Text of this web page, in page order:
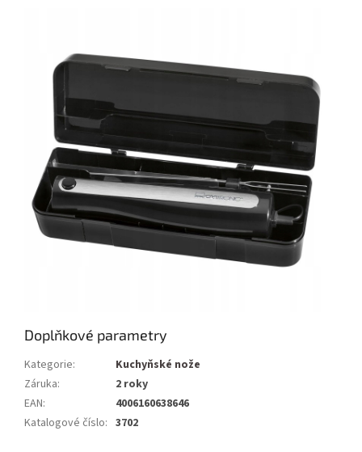
Doplňkové parametry
Kategorie:
Kuchyňské nože
Záruka:
2 roky
EAN:
4006160638646
Katalogové číslo: 3702